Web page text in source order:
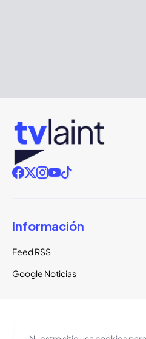
Información
Feed RSS
Google Noticias
Todos los